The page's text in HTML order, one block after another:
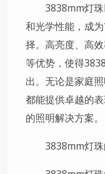
3838mm灯
和光学性能，成
择。高亮度、高
等优势，使得
出。无论是家庭
都能提供卓越的
的照明解决方案。
3838mm灯